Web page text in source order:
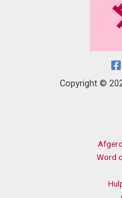
Copyright ©
Word